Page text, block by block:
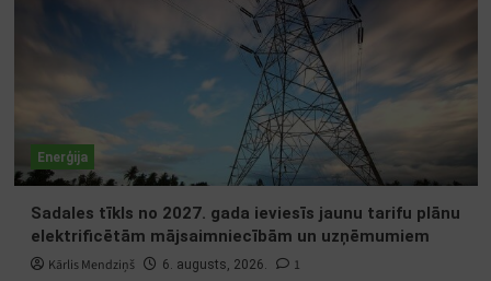
Enerģija
Sadales tīkls no 2027. gada ieviesīs jaunu tarifu plānu
elektrificētām mājsaimniecībām un uzņēmumiem
Kārlis Mendziņš 6. augusts, 2026. 1